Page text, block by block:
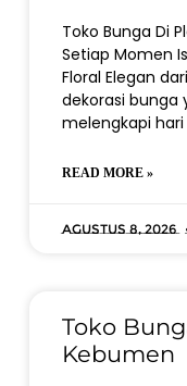
Toko Bunga Di
Setiap Momen
Floral Elegan
dekorasi
melengkapi hari
READ MORE »
Agustus 8, 2026
Toko
Kebumen